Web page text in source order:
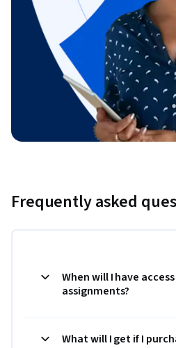
Frequently asked
When will I have
assignments?
What will I get if I